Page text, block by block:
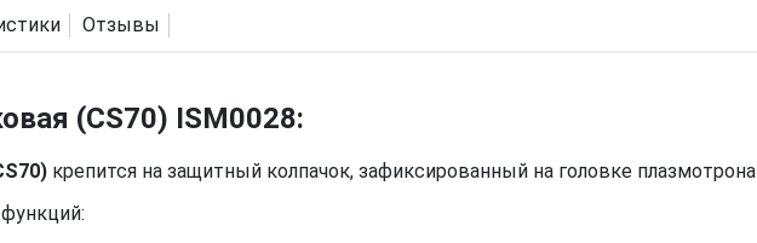
Отзывы
(CS70) ISM0028:
крепится на защитный колпачок, зафиксированный на головке плазмотрона